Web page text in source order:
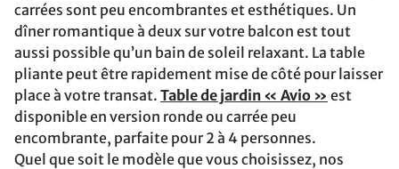
carrées sont peu encombrantes et esthétiques. Un
dîner romantique à deux sur votre balcon est tout
aussi possible qu’un bain de soleil relaxant. La table
pliante peut être rapidement mise de côté pour laisser
place à votre transat. Table de jardin « Avio » est
disponible en version ronde ou carrée peu
encombrante, parfaite pour 2 à 4 personnes.
Quel que soit le modèle que vous choisissez, nos